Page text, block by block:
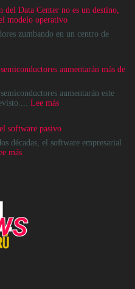
del Data Center no es un destino,
modelo operativo
zumbando en un centro de
aumentarán más de
aumentarán este
Lee más:
por
semiconductores
software pasivo
décadas, el software empresarial
más:
software
pasivo